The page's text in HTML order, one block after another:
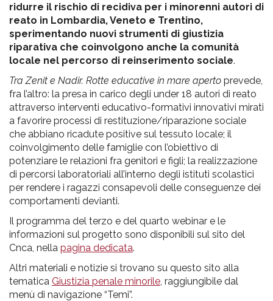
ridurre il rischio di recidiva per i minorenni autori di
reato in Lombardia, Veneto e Trentino,
sperimentando nuovi strumenti di giustizia
riparativa che coinvolgono anche la comunità
locale nel percorso di reinserimento sociale.
Tra Zenit e Nadir. Rotte educative in mare aperto prevede,
fra l’altro: la presa in carico degli under 18 autori di reato
attraverso interventi educativo-formativi innovativi mirati
a favorire processi di restituzione/riparazione sociale
che abbiano ricadute positive sul tessuto locale; il
coinvolgimento delle famiglie con l’obiettivo di
potenziare le relazioni fra genitori e figli; la realizzazione
di percorsi laboratoriali all’interno degli istituti scolastici
per rendere i ragazzi consapevoli delle conseguenze dei
comportamenti devianti.
Il programma del terzo e del quarto webinar e le
informazioni sul progetto sono disponibili sul sito del
Cnca, nella pagina dedicata.
Altri materiali e notizie si trovano su questo sito alla
tematica Giustizia penale minorile , raggiungibile dal
menù di navigazione “Temi”.